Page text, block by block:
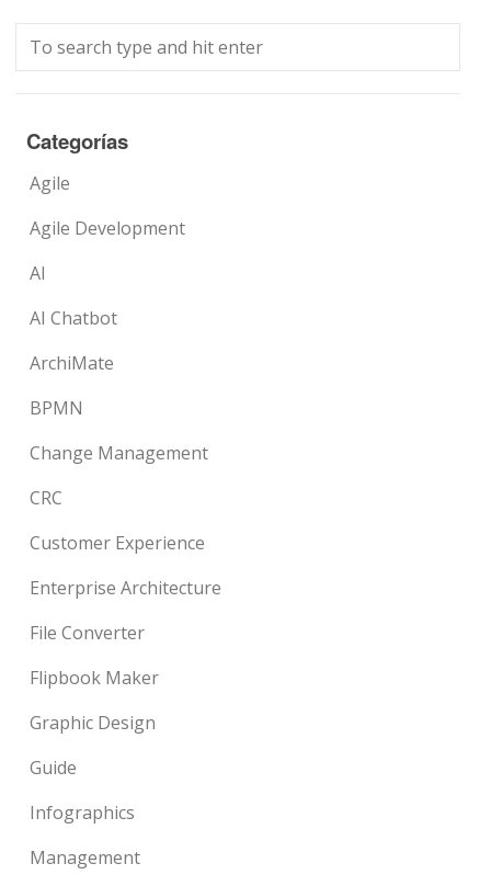
Categorías
Agile
Agile Development
AI
AI Chatbot
ArchiMate
BPMN
Change Management
CRC
Customer Experience
Enterprise Architecture
File Converter
Flipbook Maker
Graphic Design
Guide
Infographics
Management